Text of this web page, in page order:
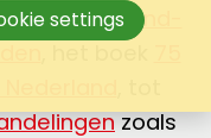
Lange-Afstand-
zoals
settings